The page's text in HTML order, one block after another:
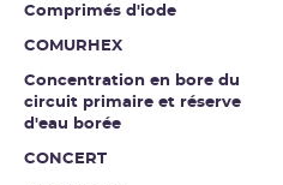
Comprimés d'iode
COMURHEX
Concentration en bore du
circuit primaire et réserve
d'eau borée
CONCERT